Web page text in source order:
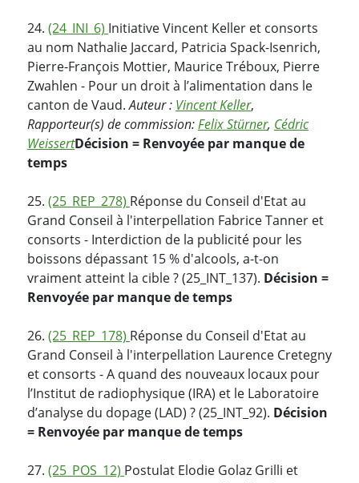
24. (24_INI_6) Initiative Vincent Keller et consorts
au nom Nathalie Jaccard, Patricia Spack-Isenrich,
Pierre-François Mottier, Maurice Tréboux, Pierre
Zwahlen - Pour un droit à l’alimentation dans le
canton de Vaud.Auteur : Vincent Keller,
Rapporteur(s) de commission:Felix Stürner, Cédric
WeissertDécision = Renvoyée par manque de
temps
25. (25_REP_278) Réponse du Conseil d'Etat au
Grand Conseil à l'interpellation Fabrice Tanner et
consorts - Interdiction de la publicité pour les
boissons dépassant 15 % d'alcools, a-t-on
vraiment atteint la cible ? (25_INT_137). Décision =
Renvoyée par manque de temps
26. (25_REP_178) Réponse du Conseil d'Etat au
Grand Conseil à l'interpellation Laurence Cretegny
et consorts - A quand des nouveaux locaux pour
l’Institut de radiophysique (IRA) et le Laboratoire
d’analyse du dopage (LAD) ? (25_INT_92). Décision
= Renvoyée par manque de temps
27. (25_POS_12) Postulat Elodie Golaz Grilli et